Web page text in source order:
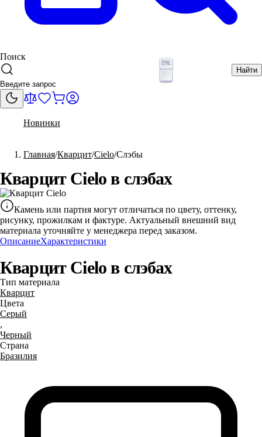
Поиск
Найти
Новинки
Главная Кварцит Cielo Слэбы
Кварцит Cielo в слэбах
Камень или партия могут отличаться по цвету, оттенку,
рисунку, прожилкам и фактуре. Актуальный внешний вид
материала уточняйте у менеджера перед заказом.
ОписаниеХарактеристики
Кварцит Cielo в слэбах
Тип материала
Кварцит
Цвета
Серый
,
Черный
Страна
Бразилия